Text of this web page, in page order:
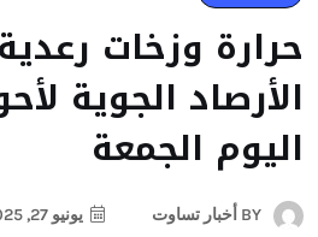
حرارة وزخات
الأرصاد الجوية
اليوم الجمعة
BY أخبار تساوت يونيو 27, 2025